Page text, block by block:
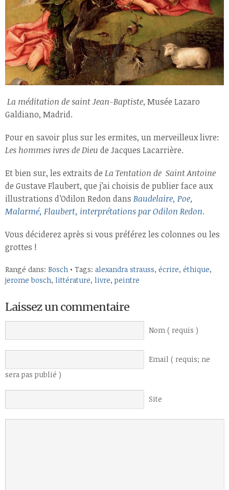
La méditation de saint Jean-Baptiste, Musée Lazaro
Galdiano, Madrid.
Pour en savoir plus sur les ermites, un merveilleux livre:
Les hommes ivres de Dieu de Jacques Lacarrière.
Et bien sur, les extraits de La Tentation de Saint Antoine
de Gustave Flaubert, que j’ai choisis de publier face aux
illustrations d’Odilon Redon dans Baudelaire, Poe,
Malarmé, Flaubert, interprétations par Odilon Redon.
Vous déciderez après si vous préférez les colonnes ou les
grottes !
Rangé dans: Bosch • Tags: alexandra strauss, écrire, éthique,
jerome bosch, littérature, livre,peintre
Laissez un commentaire
Nom ( requis )
Email ( requis; ne
sera pas publié )
Site